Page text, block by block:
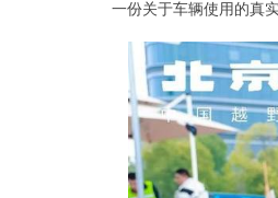
一份关于车辆使用的真